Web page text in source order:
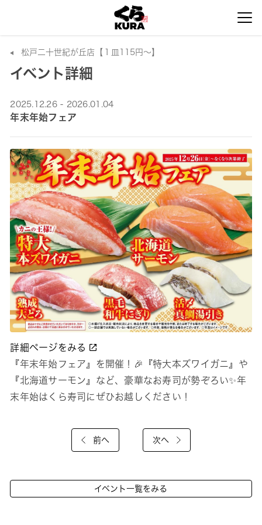
松戸二十世紀が丘店【１皿115円～】
イベント詳細
2025.12.26 - 2026.01.04
年末年始フェア
詳細ページをみる
『年末年始フェア』を開催！🎉『特大本ズワイガニ』や
『北海道サーモン』など、豪華なお寿司が勢ぞろい✨年
末年始はくら寿司にぜひお越しください！
前へ 次へ
イベント一覧をみる